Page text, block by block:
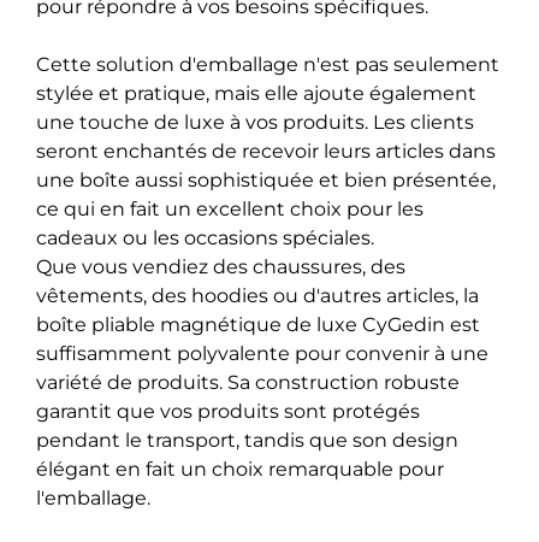
pour répondre à vos besoins spécifiques.
Cette solution d'emballage n'est pas seulement
stylée et pratique, mais elle ajoute également
une touche de luxe à vos produits. Les clients
seront enchantés de recevoir leurs articles dans
une boîte aussi sophistiquée et bien présentée,
ce qui en fait un excellent choix pour les
cadeaux ou les occasions spéciales.
Que vous vendiez des chaussures, des
vêtements, des hoodies ou d'autres articles, la
boîte pliable magnétique de luxe CyGedin est
suffisamment polyvalente pour convenir à une
variété de produits. Sa construction robuste
garantit que vos produits sont protégés
pendant le transport, tandis que son design
élégant en fait un choix remarquable pour
l'emballage.